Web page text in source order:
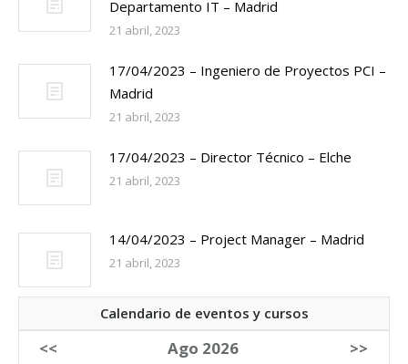
Departamento IT – Madrid
21 abril, 2023
17/04/2023 – Ingeniero de Proyectos PCI –
Madrid
21 abril, 2023
17/04/2023 – Director Técnico – Elche
21 abril, 2023
14/04/2023 – Project Manager – Madrid
21 abril, 2023
Calendario de eventos y cursos
<< Ago 2026 >>